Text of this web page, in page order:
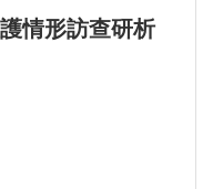
情形訪查研析